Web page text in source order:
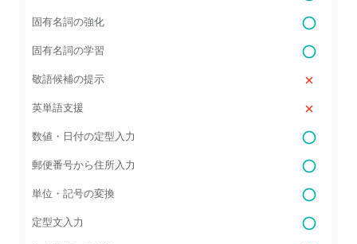
固有名詞の強化
固有名詞の学習
敬語候補の提示
英単語支援
数値・日付の定型入力
郵便番号から住所入力
単位・記号の変換
定型文入力